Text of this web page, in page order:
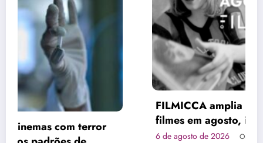
FILMICCA amplia catálogo com 30 novos
filmes em agosto, incluindo produções
brasileiras e obras de Su Friedrich
6 de agosto de 2026 Orlando Naninho